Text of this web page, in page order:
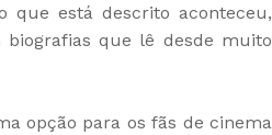
está descrito aconteceu,
que lê desde muito
opção para os fãs de cinema